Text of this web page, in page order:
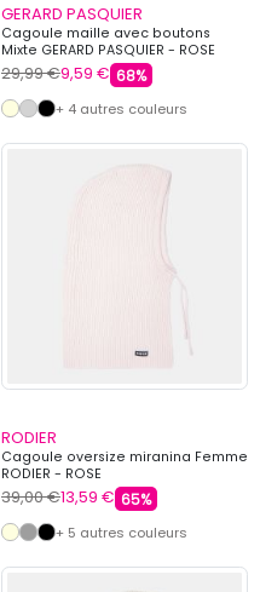
GERARD PASQUIER
Cagoule maille avec boutons
Mixte GERARD PASQUIER - ROSE
29,99 €9,59 € 68%
+ 4 autres couleurs
RODIER
Cagoule oversize miranina Femme
RODIER - ROSE
39,00 €13,59 € 65%
+ 5 autres couleurs